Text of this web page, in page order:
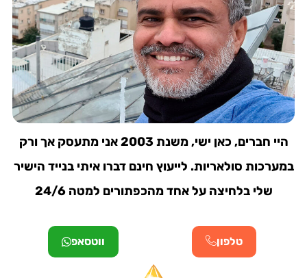
היי חברים, כאן ישי, משנת 2003 אני מתעסק אך ורק
במערכות סולאריות. לייעוץ חינם דברו איתי בנייד הישיר
שלי בלחיצה על אחד מהכפתורים למטה 24/6
טלפון ווטסאפ